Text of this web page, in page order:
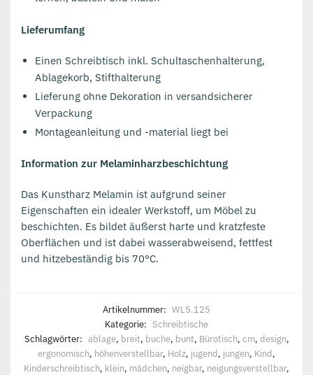
Lieferumfang
Einen Schreibtisch inkl. Schultaschenhalterung,
Ablagekorb, Stifthalterung
Lieferung ohne Dekoration in versandsicherer
Verpackung
Montageanleitung und -material liegt bei
Information zur Melaminharzbeschichtung
Das Kunstharz Melamin ist aufgrund seiner
Eigenschaften ein idealer Werkstoff, um Möbel zu
beschichten. Es bildet äußerst harte und kratzfeste
Oberflächen und ist dabei wasserabweisend, fettfest
und hitzebeständig bis 70°C.
Artikelnummer: WL5.125
Kategorie: Schreibtische
Schlagwörter: ablage, breit, buche, bunt, Bürotisch, cm, design,
ergonomisch, höhenverstellbar, Holz, jugend, jungen, Kind,
Kinderschreibtisch, klein, mädchen, neigbar, neigungsverstellbar,